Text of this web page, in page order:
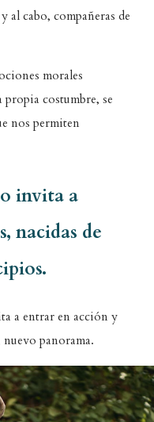
al cabo, compañeras de
morales
costumbre, se
nos permiten
invita a
nacidas de
a entrar en acción y
panorama.